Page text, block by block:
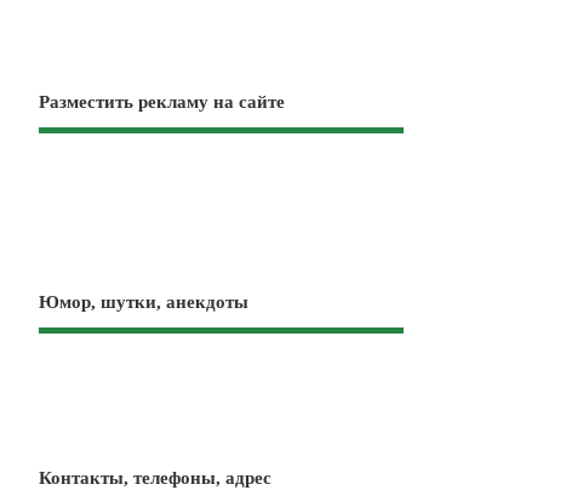
Разместить рекламу на сайте
Юмор, шутки, анекдоты
Контакты, телефоны, адрес